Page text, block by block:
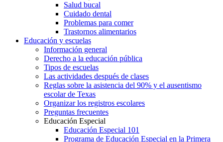
Salud bucal
Cuidado dental
Problemas para comer
Trastornos alimentarios
Educación y escuelas
Información general
Derecho a la educación pública
Tipos de escuelas
Las actividades después de clases
Reglas sobre la asistencia del 90% y el ausentismo
escolar de Texas
Organizar los registros escolares
Preguntas frecuentes
Educación Especial
Educación Especial 101
Programa de Educación Especial en la Primera